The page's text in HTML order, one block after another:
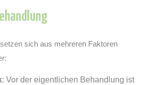
sich aus mehreren Faktoren
: Vor der eigentlichen Behandlung ist